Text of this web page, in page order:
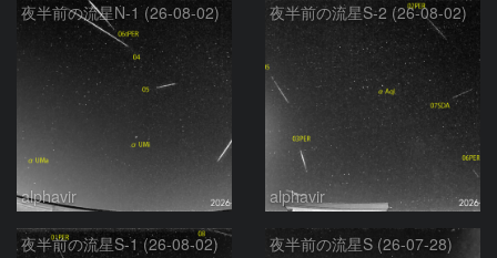
夜半前の流星N-1 (26-08-02)
alphavir
夜半前の流星S-2 (26-08-02)
alphavir
夜半前の流星S-1 (26-08-02) 夜半前の流星S (26-07-28)